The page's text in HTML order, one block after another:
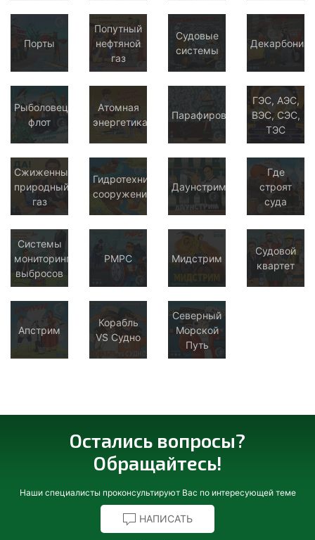
Порты
Попутный
нефтяной
газ
Судовые
системы
Рыболовецкий
флот
Атомная
энергетика
Парафирование
ГЭС, АЭС,
ВЭС, СЭС,
ТЭС
Сжиженный
природный
газ
Гидротехнические
сооружения
Даунстрим
Где
строят
суда
Системы
мониторинга
выбросов
РМРС Мидстрим
Судовой
квартет
Апстрим
Корабль
VS Судно
Северный
Морской
Путь
Остались вопросы?
Обращайтесь!
Наши специалисты проконсультируют Вас по интересующей теме
НАПИСАТЬ